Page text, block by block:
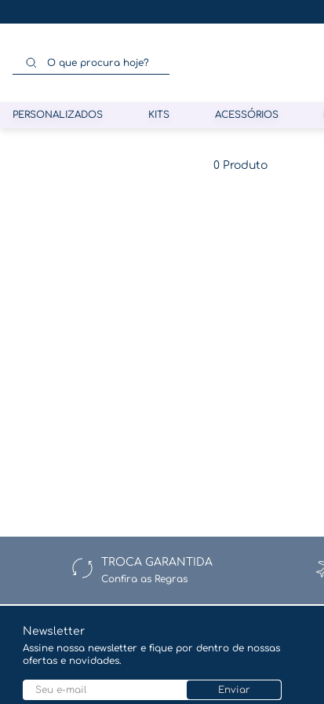
O que procura hoje?
PERSONALIZADOS KITS ACESSÓRIOS
0 Produto
TROCA GARANTIDA
Confira as Regras
Newsletter
Assine nossa newsletter e fique por dentro de nossas
ofertas e novidades.
Enviar